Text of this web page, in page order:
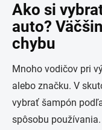
Ako si
auto?
chybu
Mnoho vodičov pri
alebo značku. V
vybrať šampón
spôsobu